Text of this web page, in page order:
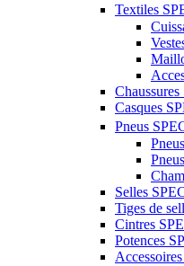
Textiles
Casques
Pneus
Selles
Tiges de
Cintres
Potences